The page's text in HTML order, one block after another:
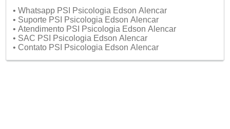
• Whatsapp PSI Psicologia Edson Alencar
• Suporte PSI Psicologia Edson Alencar
• Atendimento PSI Psicologia Edson Alencar
• SAC PSI Psicologia Edson Alencar
• Contato PSI Psicologia Edson Alencar